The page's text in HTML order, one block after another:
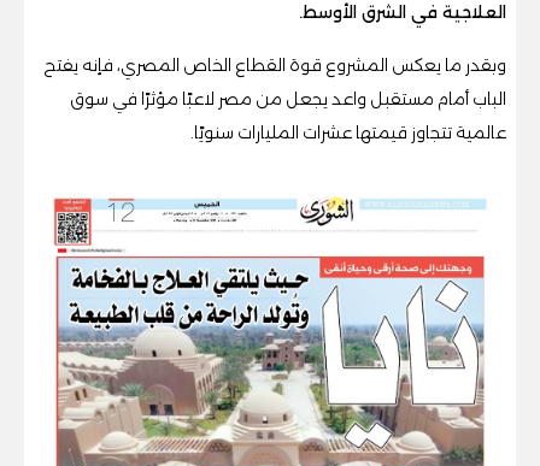
العلاجية في الشرق الأوسط.
وبقدر ما يعكس المشروع قوة القطاع الخاص المصري، فإنه يفتح
الباب أمام مستقبل واعد يجعل من مصر لاعبًا مؤثرًا في سوق
عالمية تتجاوز قيمتها عشرات المليارات سنويًا.